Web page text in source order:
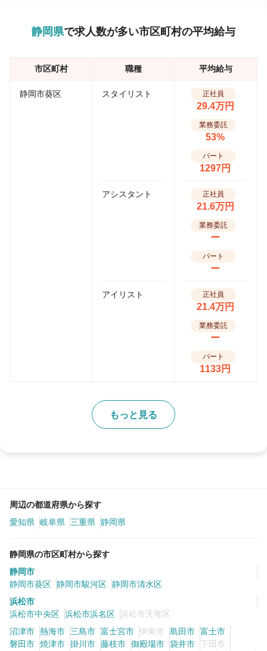
静岡県で求人数が多い市区町村の平均給与
市区町村 職種 平均給与
静岡市葵区 スタイリスト 正社員
29.4万円
業務委託
53%
パート
1297円
アシスタント 正社員
21.6万円
業務委託
ー
パート
ー
アイリスト 正社員
21.4万円
業務委託
ー
パート
1133円
もっと見る
周辺の都道府県から探す
愛知県
岐阜県 三重県 静岡県
静岡県の市区町村から探す
静岡市
静岡市葵区 静岡市駿河区 静岡市清水区
浜松市
浜松市中央区 浜松市浜名区
浜松市天竜区
沼津市 熱海市 三島市 富士宮市 伊東市 島田市 富士市
磐田市 焼津市 掛川市 藤枝市 御殿場市 袋井市
下田市